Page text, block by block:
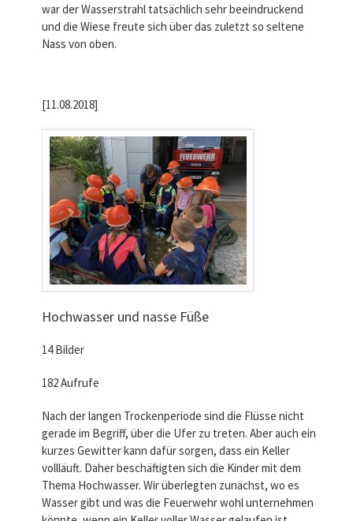
war der Wasserstrahl tatsächlich sehr beeindruckend
und die Wiese freute sich über das zuletzt so seltene
Nass von oben.
[11.08.2018]
Hochwasser und nasse Füße
14 Bilder
182 Aufrufe
Nach der langen Trockenperiode sind die Flüsse nicht
gerade im Begriff, über die Ufer zu treten. Aber auch ein
kurzes Gewitter kann dafür sorgen, dass ein Keller
vollläuft. Daher beschäftigten sich die Kinder mit dem
Thema Hochwasser. Wir überlegten zunächst, wo es
Wasser gibt und was die Feuerwehr wohl unternehmen